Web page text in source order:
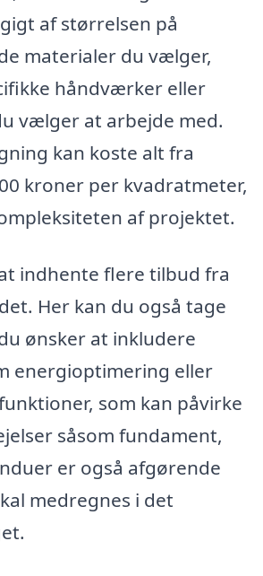
af størrelsen på
materialer du vælger,
håndværker eller
vælger at arbejde med.
kan koste alt fra
kroner per kvadratmeter,
af projektet.
indhente flere tilbud fra
Her kan du også tage
ønsker at inkludere
energioptimering eller
som kan påvirke
såsom fundament,
er også afgørende
medregnes i det